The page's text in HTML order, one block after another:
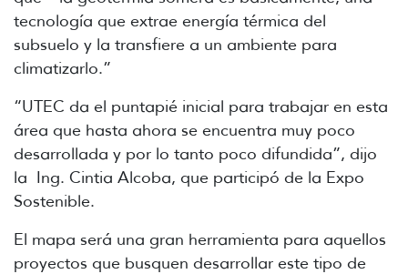
tecnología que extrae energía térmica del
subsuelo y la transfiere a un ambiente para
climatizarlo.”
“UTEC da el puntapié inicial para trabajar en esta
área que hasta ahora se encuentra muy poco
desarrollada y por lo tanto poco difundida”, dijo
la Ing. Cintia Alcoba, que participó de la Expo
Sostenible.
El mapa será una gran herramienta para aquellos
proyectos que busquen desarrollar este tipo de